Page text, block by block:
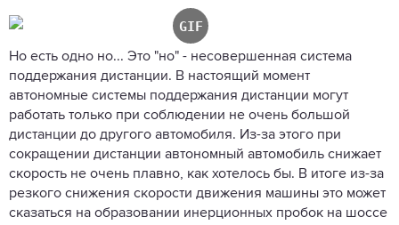
Но есть одно но... Это "но" - несовершенная система
поддержания дистанции. В настоящий момент
автономные системы поддержания дистанции могут
работать только при соблюдении не очень большой
дистанции до другого автомобиля. Из-за этого при
сокращении дистанции автономный автомобиль снижает
скорость не очень плавно, как хотелось бы. В итоге из-за
резкого снижения скорости движения машины это может
сказаться на образовании инерционных пробок на шоссе